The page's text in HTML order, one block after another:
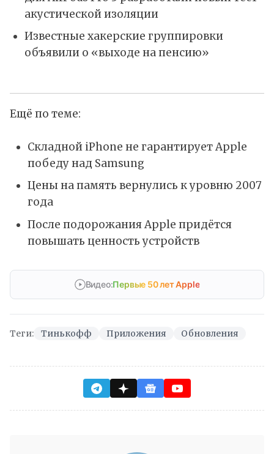
акустической изоляции
Известные хакерские группировки
объявили о «выходе на пенсию»
Ещё по теме:
Складной iPhone не гарантирует Apple
победу над Samsung
Цены на память вернулись к уровню 2007
года
После подорожания Apple придётся
повышать ценность устройств
Видео:Первые 50 лет Apple
Теги: Тинькофф Приложения Обновления